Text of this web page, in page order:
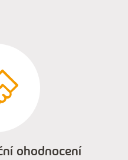
ohodnocení